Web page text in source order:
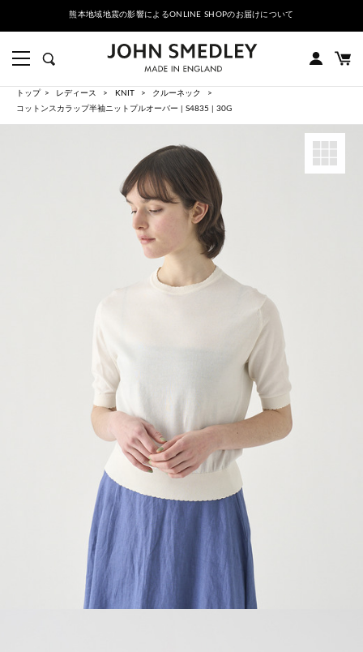
熊本地域地震の影響によるONLINE SHOPのお届けについて
トップ レディース KNIT
クルーネック
コットンスカラップ半袖ニットプルオーバー | S4835 | 30G